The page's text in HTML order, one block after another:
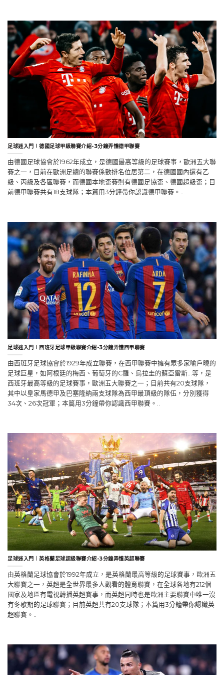
足球迷入門∣德國足球甲級聯賽介紹-3分鐘弄懂德甲聯賽
由德國足球協會於1962年成立，是德國最高等級的足球賽事，歐洲五大聯
賽之一，目前在歐洲足總的聯賽係數排名位居第二，在德國國內還有乙
級、丙級及各區聯賽，而德國本地盃賽則有德國足協盃、德國超級盃；目
前德甲聯賽共有18支球隊；本篇用3分鐘帶你認識德甲聯賽。..
足球迷入門∣西班牙足球甲級聯賽介紹-3分鐘弄懂西甲聯賽
由西班牙足球協會於1929年成立聯賽，在西甲聯賽中擁有眾多家喻戶曉的
足球巨星，如阿根廷的梅西、葡萄牙的C羅、烏拉圭的蘇亞雷斯…等，是
西班牙最高等級的足球賽事，歐洲五大聯賽之一；目前共有20支球隊，
其中以皇家馬德甲及巴塞隆納兩支球隊為西甲最頂級的隊伍，分別獲得
34次、26次冠軍；本篇用3分鐘帶你認識西甲聯賽。..
足球迷入門︱英格蘭足球超級聯賽介紹-3分鐘弄懂英超聯賽
由英格蘭足球協會於1992年成立，是英格蘭最高等級的足球賽事，歐洲五
大聯賽之一，英超是全世界最多人觀看的體育聯賽，在全球各地有212個
國家及地區有電視轉播英超賽事，而英超同時也是歐洲主要聯賽中唯一沒
有冬歇期的足球聯賽；目前英超共有20支球隊；本篇用3分鐘帶你認識英
超聯賽。..